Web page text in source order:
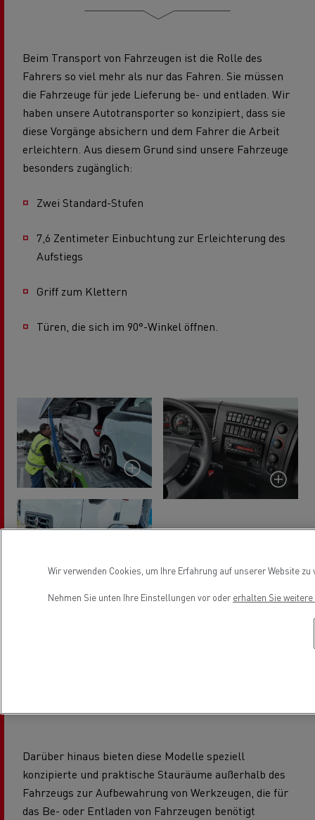
Beim Transport von Fahrzeugen ist die Rolle des
Fahrers so viel mehr als nur das Fahren. Sie müssen
die Fahrzeuge für jede Lieferung be- und entladen. Wir
haben unsere Autotransporter so konzipiert, dass sie
diese Vorgänge absichern und dem Fahrer die Arbeit
erleichtern. Aus diesem Grund sind unsere Fahrzeuge
besonders zugänglich:
Zwei Standard-Stufen
7,6 Zentimeter Einbuchtung zur Erleichterung des
Aufstiegs
Griff zum Klettern
Türen, die sich im 90°-Winkel öffnen.
Darüber hinaus bieten diese Modelle speziell
konzipierte und praktische Stauräume außerhalb des
Fahrzeugs zur Aufbewahrung von Werkzeugen, die für
das Be- oder Entladen von Fahrzeugen benötigt
Wir verwenden Cookies, um Ihre Erfahrung auf unserer Website
Nehmen Sie unten Ihre Einstellungen vor oder erhalten Sie